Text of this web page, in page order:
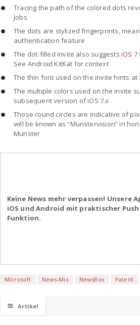
Tracing the path of the colored dots
Jobs
The dots are stylized fingerprints,
authentication feature
The dot-filled invite also suggestsiOS 7
See Android KitKat for context
The thin font used on the invite hints
The multiple colors used on the invite
subsequent version of iOS 7.x
Those round circles are indicative of
will be known as “Munstervision” in
Munster
Keine News mehr verpassen! Unsere
iOS und Android mit praktischer
Funktion.
Microsoft News-Mix NewsBox Patent
☰ Artikel